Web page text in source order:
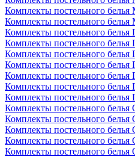
Комплекты постельного
Комплекты постельного
Комплекты постельного
Комплекты постельного белья
Комплекты постельного
Комплекты постельного
Комплекты постельного белья
Комплекты постельного
Комплекты постельного
Комплекты постельного
Комплекты постельного
Комплекты постельного
Комплекты постельного белья
Комплекты постельного белья